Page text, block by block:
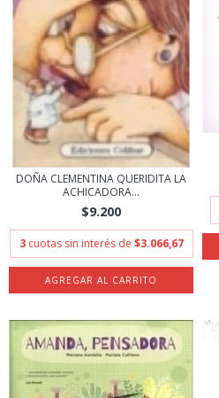
DOÑA CLEMENTINA QUERIDITA LA
ACHICADORA...
$9.200
3 cuotas sin interés de $3.066,67